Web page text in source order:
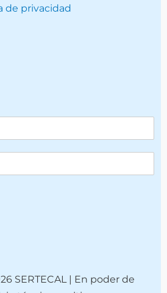
de privacidad
SERTECAL | En poder de